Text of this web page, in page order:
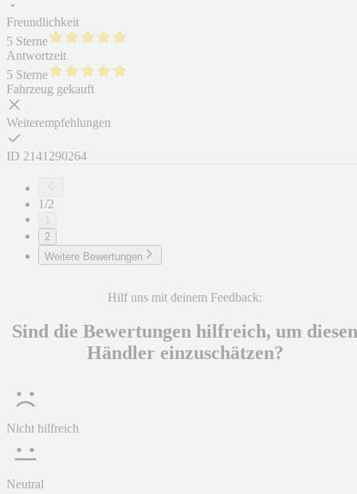
Freundlichkeit
5 Sterne
Antwortzeit
5 Sterne
Fahrzeug gekauft
Weiterempfehlungen
ID 2141290264
1/2
2
Weitere Bewertungen
Hilf uns mit deinem Feedback:
Sind die Bewertungen hilfreich, um diesen
Händler einzuschätzen?
Nicht hilfreich
Neutral